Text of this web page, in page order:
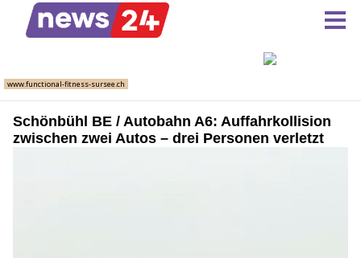
Schönbühl BE / Autobahn A6: Auffahrkollision
zwischen zwei Autos – drei Personen verletzt